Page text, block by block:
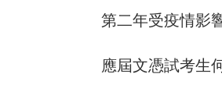
第二年受疫情影
應屆文憑試考生